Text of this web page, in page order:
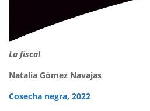
La fiscal
Natalia Gómez Navajas
Cosecha negra, 2022